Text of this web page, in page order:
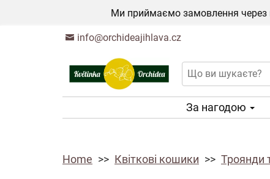
Ми приймаємо замовлення через
info@orchideajihlava.cz
За нагодою
Home Квіткові кошики Троянди